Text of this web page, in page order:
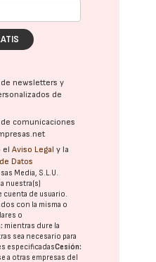
newsletters y
de
comunicaciones
elAviso Legal y la
Datos
Media, S.L.U.
nuestra(s)
de usuario.
con la misma o
o
mientras dure la
sea necesario para
especificadasCesión:
a otras empresas del